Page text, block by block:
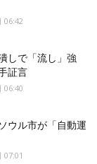
06:42
しで「流し」強
証言
06:40
ウル市が「自動運
07:01